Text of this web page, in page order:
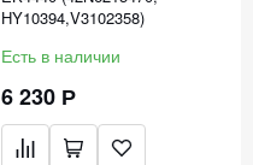
HY10394,V3102358)
Есть в наличии
6 230 Р